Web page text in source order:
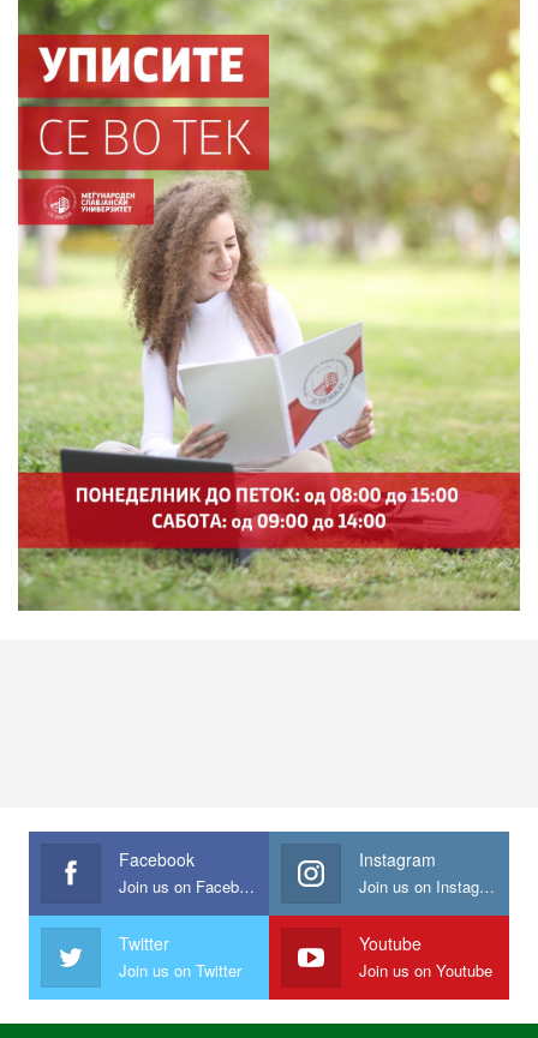
Facebook
Join us on Facebook
Instagram
Join us on Instagram
Twitter
Join us on Twitter
Youtube
Join us on Youtube